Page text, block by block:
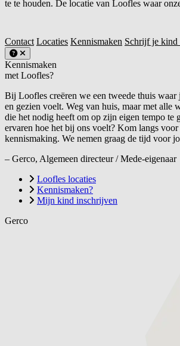
te houden. De locatie van Loofles waar
Contact Locaties Kennismaken Schrijf je kind
Kennismaken
met Loofles?
Bij Loofles creëren we een tweede thuis
en gezien voelt. Weg van huis, maar met alle
die het nodig heeft om op zijn eigen tempo te
ervaren hoe het bij ons voelt? Kom langs
kennismaking. We nemen graag de tijd voor
– Gerco, Algemeen directeur / Mede-eigenaar
Loofles locaties
Kennismaken?
Mijn kind inschrijven
Gerco